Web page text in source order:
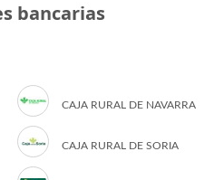
bancarias
CAJA RURAL DE NAVARRA
CAJA RURAL DE SORIA